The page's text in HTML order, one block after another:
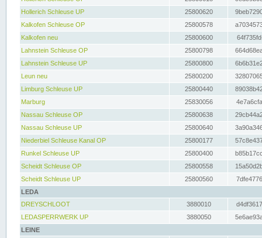
Hollerich Schleuse UP
25800620
Kalkofen Schleuse OP
25800578
Kalkofen neu
25800600
Lahnstein Schleuse OP
25800798
Lahnstein Schleuse UP
25800800
Leun neu
25800200
Limburg Schleuse UP
25800440
Marburg
25830056
Nassau Schleuse OP
25800638
Nassau Schleuse UP
25800640
Niederbiel Schleuse Kanal OP
25800177
Runkel Schleuse UP
25800400
Scheidt Schleuse OP
25800558
Scheidt Schleuse UP
25800560
LEDA
DREYSCHLOOT
3880010
LEDASPERRWERK UP
3880050
LEINE